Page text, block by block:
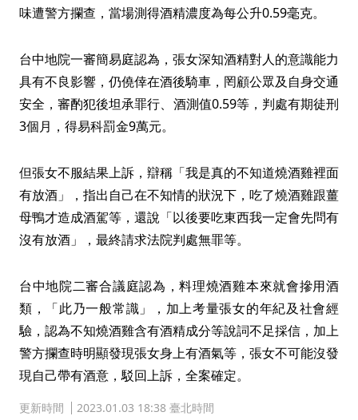
味遭警方攔查，當場測得酒精濃度為每公升0.59毫克。
台中地院一審簡易庭認為，張女深知酒精對人的意識能力
具有不良影響，仍僥倖在酒後騎車，罔顧公眾及自身交通
安全，審酌犯後坦承罪行、酒測值0.59等，判處有期徒刑
3個月，得易科罰金9萬元。
但張女不服結果上訴，辯稱「我是真的不知道燒酒雞裡面
有放酒」，指出自己在不知情的狀況下，吃了燒酒雞跟薑
母鴨才造成酒駕等，還說「以後要吃東西我一定會先問有
沒有放酒」，最終請求法院判處無罪等。
台中地院二審合議庭認為，料理燒酒雞本來就會摻用酒
類，「此乃一般常識」，加上考量張女的年紀及社會經
驗，認為不知燒酒雞含有酒精成分等說詞不足採信，加上
警方攔查時明顯發現張女身上有酒氣等，張女不可能沒發
現自己帶有酒意，駁回上訴，全案確定。
更新時間 2023.01.03 18:38 臺北時間